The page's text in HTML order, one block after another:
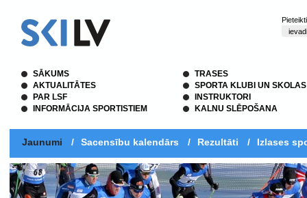
SĀKUMS
AKTUALITĀTES
PAR LSF
INFORMĀCIJA SPORTISTIEM
TRASES
SPORTA KLUBI UN SKOLAS
INSTRUKTORI
KALNU SLĒPOŠANA
Jaunumi / Sacensību kalendārs / Rezultāti / Izlases